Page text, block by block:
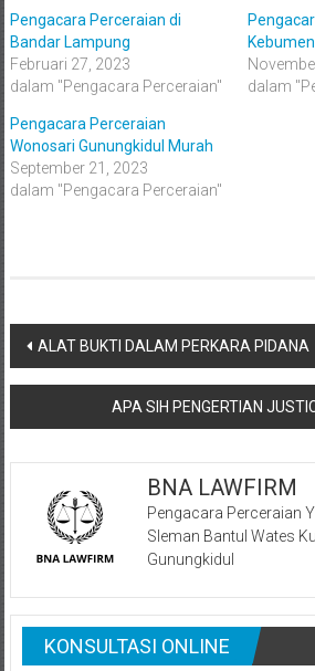
Pengacara Perceraian di
Bandar Lampung
Februari 27, 2023
dalam "Pengacara Perceraian"
Kebumen
dalam
Pengacara Perceraian
Wonosari Gunungkidul Murah
September 21, 2023
dalam "Pengacara Perceraian"
Navigasi
pos
ALAT BUKTI DALAM PERKARA PIDANA
APA SIH PENGERTIAN
BNA LAWFIRM
Pengacara Perceraian
Sleman Bantul Wates
Gunungkidul
KONSULTASI ONLINE